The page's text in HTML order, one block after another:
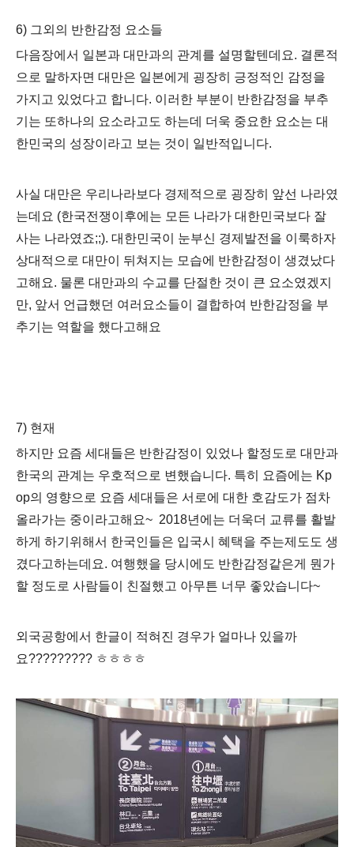
6) 그외의 반한감정 요소들
다음장에서 일본과 대만과의 관계를 설명할텐데요. 결론적
으로 말하자면 대만은 일본에게 굉장히 긍정적인 감정을
가지고 있었다고 합니다. 이러한 부분이 반한감정을 부추
기는 또하나의 요소라고도 하는데 더욱 중요한 요소는 대
한민국의 성장이라고 보는 것이 일반적입니다.
사실 대만은 우리나라보다 경제적으로 굉장히 앞선 나라였
는데요 (한국전쟁이후에는 모든 나라가 대한민국보다 잘
사는 나라였죠;;). 대한민국이 눈부신 경제발전을 이룩하자
상대적으로 대만이 뒤쳐지는 모습에 반한감정이 생겼났다
고해요. 물론 대만과의 수교를 단절한 것이 큰 요소였겠지
만, 앞서 언급했던 여러요소들이 결합하여 반한감정을 부
추기는 역할을 했다고해요
7) 현재
하지만 요즘 세대들은 반한감정이 있었나 할정도로 대만과
한국의 관계는 우호적으로 변했습니다. 특히 요즘에는 Kp
op의 영향으로 요즘 세대들은 서로에 대한 호감도가 점차
올라가는 중이라고해요~ 2018년에는 더욱더 교류를 활발
하게 하기위해서 한국인들은 입국시 혜택을 주는제도도 생
겼다고하는데요. 여행했을 당시에도 반한감정같은게 뭔가
할 정도로 사람들이 친절했고 아무튼 너무 좋았습니다~
외국공항에서 한글이 적혀진 경우가 얼마나 있을까
요????????? ㅎㅎㅎㅎ